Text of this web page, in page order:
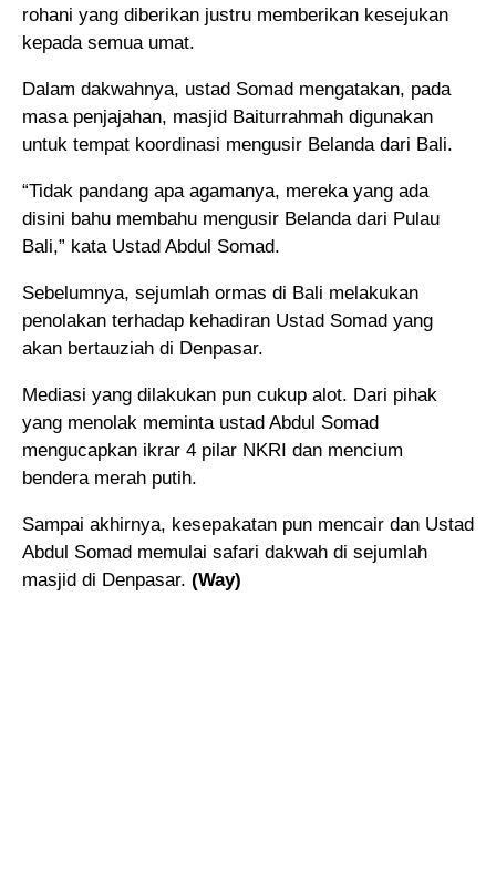
rohani yang diberikan justru memberikan kesejukan
kepada semua umat.
Dalam dakwahnya, ustad Somad mengatakan, pada
masa penjajahan, masjid Baiturrahmah digunakan
untuk tempat koordinasi mengusir Belanda dari Bali.
“Tidak pandang apa agamanya, mereka yang ada
disini bahu membahu mengusir Belanda dari Pulau
Bali,” kata Ustad Abdul Somad.
Sebelumnya, sejumlah ormas di Bali melakukan
penolakan terhadap kehadiran Ustad Somad yang
akan bertauziah di Denpasar.
Mediasi yang dilakukan pun cukup alot. Dari pihak
yang menolak meminta ustad Abdul Somad
mengucapkan ikrar 4 pilar NKRI dan mencium
bendera merah putih.
Sampai akhirnya, kesepakatan pun mencair dan Ustad
Abdul Somad memulai safari dakwah di sejumlah
masjid di Denpasar. (Way)